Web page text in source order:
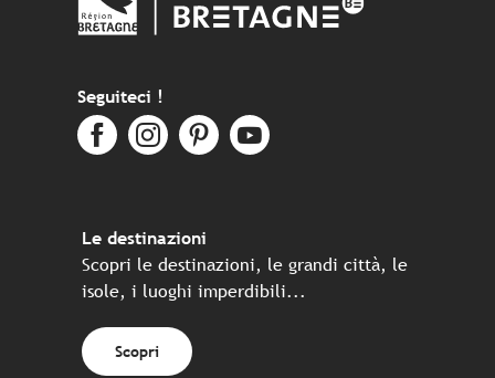
Seguiteci !
Le destinazioni
Scopri le destinazioni, le grandi città, le
isole, i luoghi imperdibili...
Scopri